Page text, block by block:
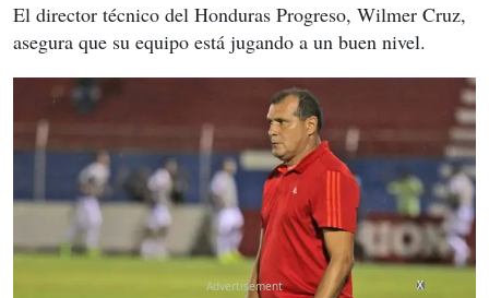
El director técnico del Honduras Progreso, Wilmer Cruz,
asegura que su equipo está jugando a un buen nivel.
X